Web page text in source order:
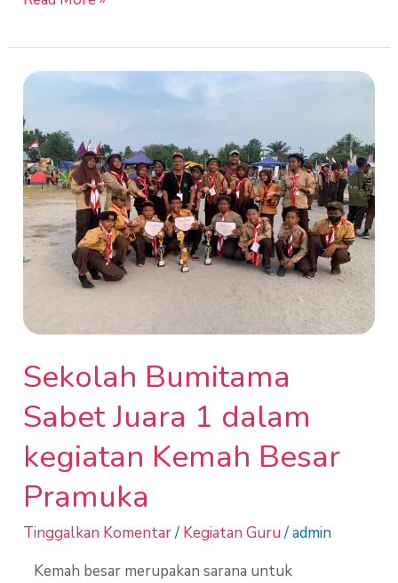
Sekolah Bumitama
Sabet Juara 1 dalam
kegiatan Kemah Besar
Pramuka
Tinggalkan Komentar/ Kegiatan Guru/admin
Kemah besar merupakan sarana untuk
Sekolah
Sabet
Juara
1
dalam
kegiatan
Kemah
Besar
Pramuka